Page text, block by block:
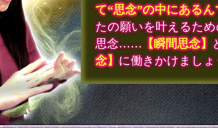
て“思念”の中にある
たの願いを叶えるた
思念……【瞬間思念】
念】に働きかけましょ